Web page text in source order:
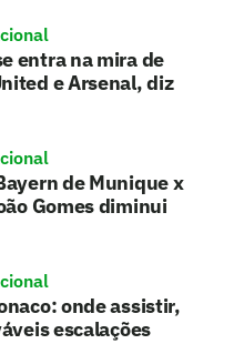
entra na mira de
e Arsenal, diz
de Munique x
Gomes diminui
onde assistir,
escalações